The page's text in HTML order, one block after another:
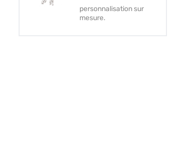
personnalisation sur
mesure.